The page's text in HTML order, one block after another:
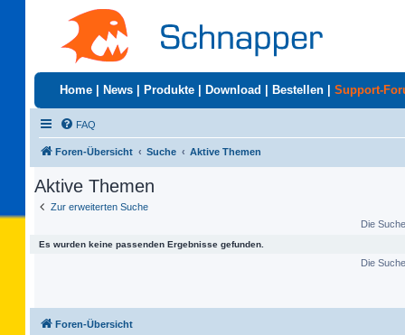
Home News Produkte Download Bestellen Support-
FAQ
Foren-Übersicht Suche Aktive Themen
Aktive Themen
Zur erweiterten Suche
Die
Es wurden keine passenden Ergebnisse gefunden.
Die
Foren-Übersicht